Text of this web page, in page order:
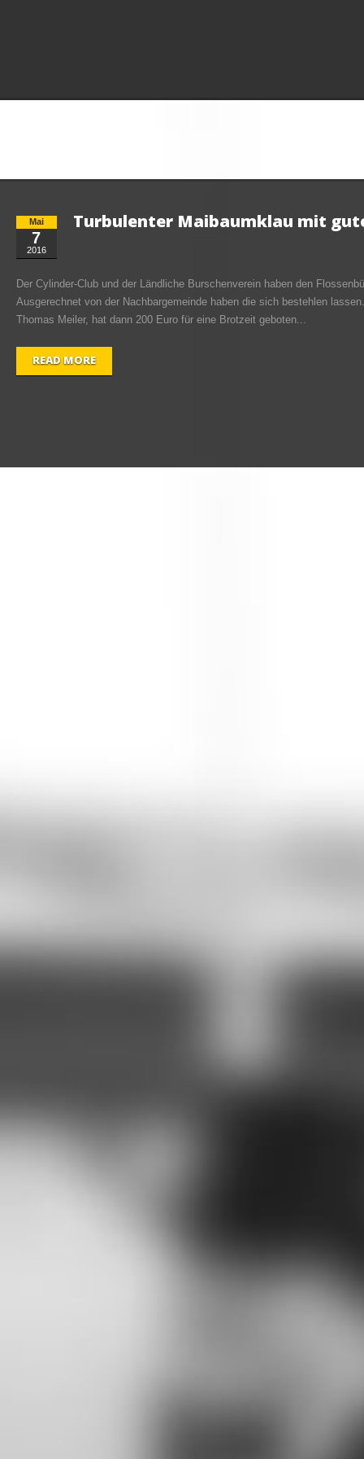
Mai
7
2016
Turbulenter Maibaumklau mit
Der Cylinder-Club und der Ländliche Burschenverein haben den
Ausgerechnet von der Nachbargemeinde haben die sich bestehlen
Thomas Meiler, hat dann 200 Euro für eine Brotzeit geboten...
READ MORE